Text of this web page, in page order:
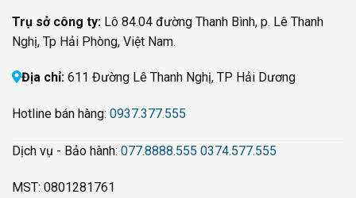
Trụ sở công ty: Lô 84.04 đường Thanh Bình, p. Lê Thanh
Nghị, Tp Hải Phòng, Việt Nam.
Địa chỉ: 611 Đường Lê Thanh Nghị, TP Hải Dương
Hotline bán hàng: 0937.377.555
Dịch vụ - Bảo hành: 077.8888.555 0374.577.555
MST: 0801281761